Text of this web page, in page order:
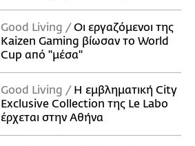
Good Living
Οι εργαζόμενοι της
Kaizen Gaming βίωσαν το World
Cup από "μέσα"
Good Living
Η εμβληματική City
Exclusive Collection της Le Labo
έρχεται στην Αθήνα